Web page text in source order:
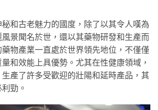
和古老魅力的國度，除了以其令人嘆為
景聞名於世，還以其藥物研發和生產而
物產業一直處於世界領先地位，不僅僅
和效能上具優勢。尤其在性健康領域，
產了許多受歡迎的壯陽和延時產品，其
勁。